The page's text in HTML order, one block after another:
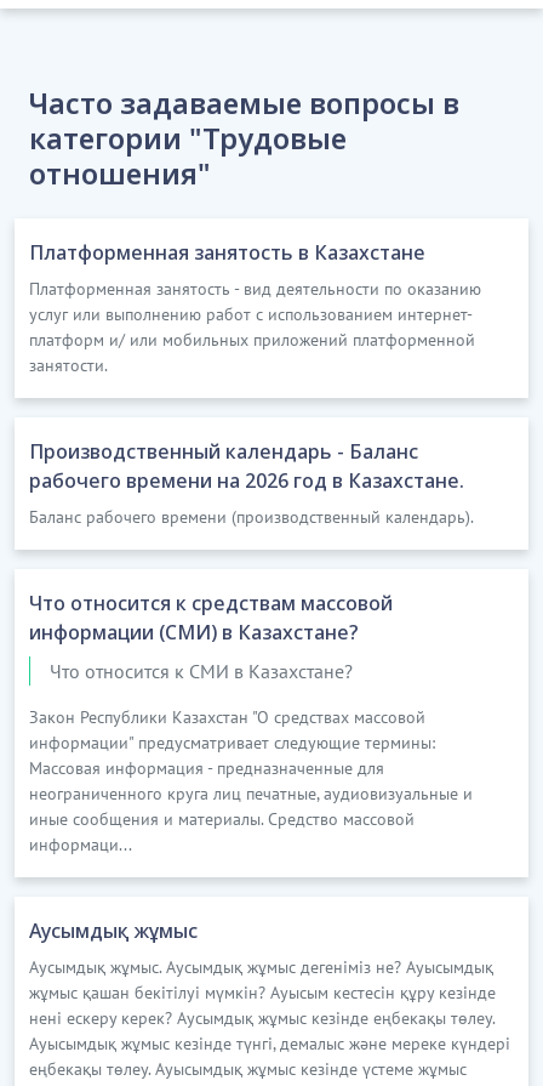
Часто задаваемые вопросы в
категории "Трудовые
отношения"
Платформенная занятость в Казахстане
Платформенная занятость - вид деятельности по оказанию
услуг или выполнению работ с использованием интернет-
платформ и/ или мобильных приложений платформенной
занятости.
Производственный календарь - Баланс
рабочего времени на 2026 год в Казахстане.
Баланс рабочего времени (производственный календарь).
Что относится к средствам массовой
информации (СМИ) в Казахстане?
Что относится к СМИ в Казахстане?
Закон Республики Казахстан "О средствах массовой
информации" предусматривает следующие термины:
Массовая информация - предназначенные для
неограниченного круга лиц печатные, аудиовизуальные и
иные сообщения и материалы. Средство массовой
информаци...
Аусымдық жұмыс
Аусымдық жұмыс. Аусымдық жұмыс дегеніміз не? Ауысымдық
жұмыс қашан бекітілуі мүмкін? Ауысым кестесін құру кезінде
нені ескеру керек? Аусымдық жұмыс кезінде еңбекақы төлеу.
Ауысымдық жұмыс кезінде түнгі, демалыс және мереке күндері
еңбекақы төлеу. Ауысымдық жұмыс кезінде үстеме жұмыс